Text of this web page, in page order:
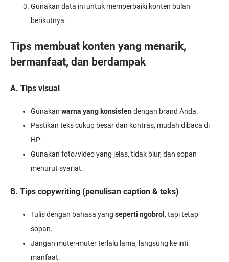
Gunakan data ini untuk memperbaiki konten bulan
berikutnya.
Tips membuat konten yang menarik,
bermanfaat, dan berdampak
A. Tips visual
Gunakan warna yang konsistendengan brand Anda.
Pastikan teks cukup besar dan kontras, mudah dibaca di
HP.
Gunakan foto/video yang jelas, tidak blur, dan sopan
menurut syariat.
B. Tips copywriting (penulisan caption & teks)
Tulis dengan bahasa yang seperti ngobrol , tapi tetap
sopan.
Jangan muter-muter terlalu lama; langsung ke inti
manfaat.